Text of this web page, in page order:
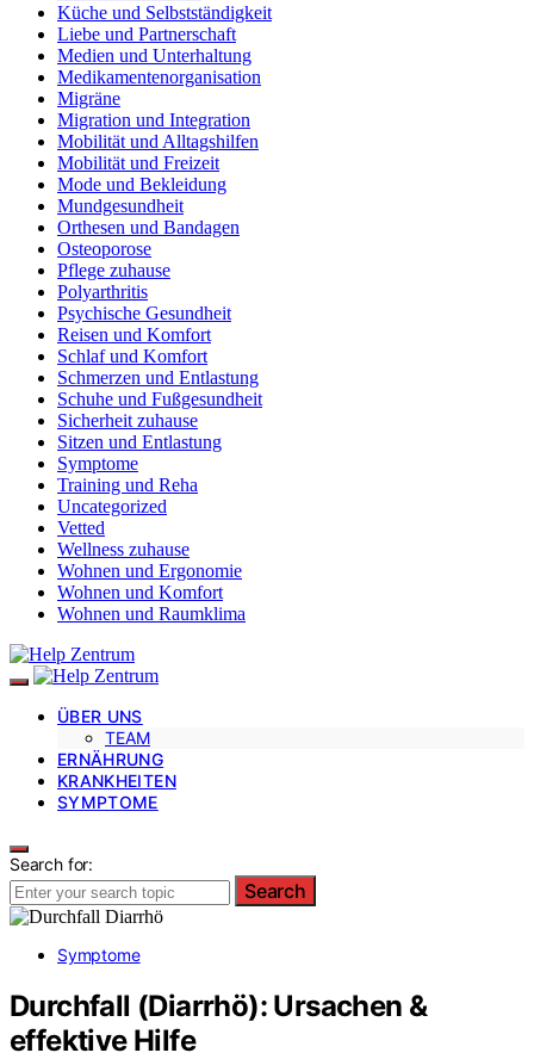
Küche und Selbstständigkeit
Liebe und Partnerschaft
Medien und Unterhaltung
Medikamentenorganisation
Migräne
Migration und Integration
Mobilität und Alltagshilfen
Mobilität und Freizeit
Mode und Bekleidung
Mundgesundheit
Orthesen und Bandagen
Osteoporose
Pflege zuhause
Polyarthritis
Psychische Gesundheit
Reisen und Komfort
Schlaf und Komfort
Schmerzen und Entlastung
Schuhe und Fußgesundheit
Sicherheit zuhause
Sitzen und Entlastung
Symptome
Training und Reha
Uncategorized
Vetted
Wellness zuhause
Wohnen und Ergonomie
Wohnen und Komfort
Wohnen und Raumklima
ÜBER UNS
TEAM
ERNÄHRUNG
KRANKHEITEN
SYMPTOME
Search for:
Search
Symptome
Durchfall (Diarrhö): Ursachen &
effektive Hilfe